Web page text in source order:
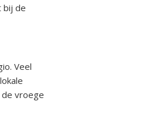
bij de
Veel
vroege